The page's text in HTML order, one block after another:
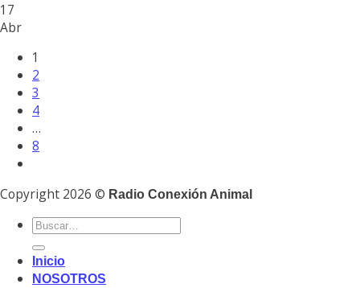
17
Abr
1
2
3
4
…
8
Copyright 2026 © Radio Conexión Animal
Inicio
NOSOTROS